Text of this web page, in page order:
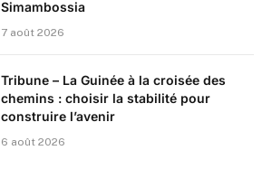
Simambossia
7 août 2026
Tribune – La Guinée à la croisée des
chemins : choisir la stabilité pour
construire l’avenir
6 août 2026